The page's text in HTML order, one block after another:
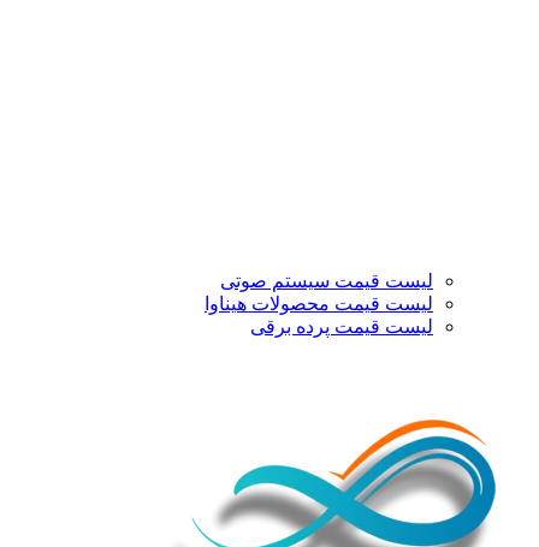
لیست قیمت سیستم صوتی
لیست قیمت محصولات هیناوا
لیست قیمت پرده برقی